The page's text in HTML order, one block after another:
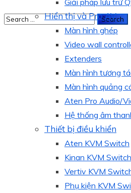
Giải pháp lưu trữ
Hiển thị và Pro AV
Màn hình ghép
Video wall
Extenders
Màn hình tương
Màn hình quảng
Aten Pro Audio/
Hệ thống âm
Thiết bị điều khiển
Aten KVM Switch
Kinan KVM Switch
Vertiv KVM
Phụ kiện KVM